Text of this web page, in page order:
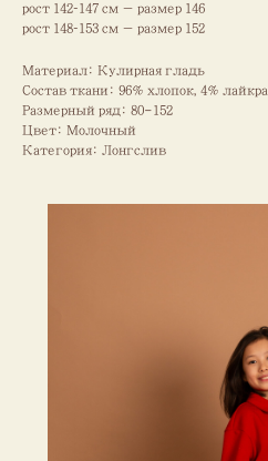
рост 142–147 см — размер 146
рост 148–153 см — размер 152
Материал: Кулирная гладь
Состав ткани: 96% хлопок, 4% лайкра
Размерный ряд: 80-152
Цвет: Молочный
Категория: Лонгслив